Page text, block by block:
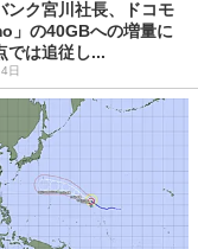
ンク宮川社長、ドコモ
」の40GBへの増量に
では追従し...
日